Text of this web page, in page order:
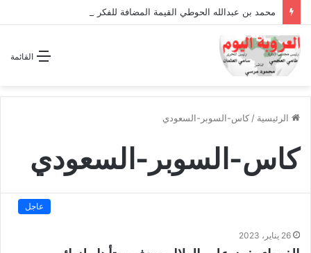
محمد بن عبدالله الحوطي القيمة المضافة للفكر والثقافة والتاريخ !
القائمة
الرئيسية / كاس-السوبر-السعودي
كاس-السوبر-السعودي
عاجل
26 يناير، 2023